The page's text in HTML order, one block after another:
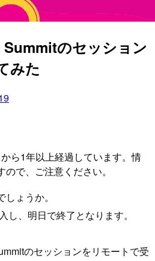
Summitのセッション
みた
ら1年以上経過しています。情
で、ご注意ください。
ょうか。
し、明日で終了となります。
のセッションをリモートで受